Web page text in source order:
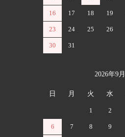
16 17 18 19
23 24 25 26
30 31
2026年9月
日 月 火 水
1 2
6 7 8 9